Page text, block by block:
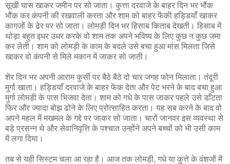
सूखी घास खाकर जमीन पर सो जाता। कुत्ता दरवाजे के बाहर दिन भर भौंक
भौंक कर कंपनी की रखवाली करता और शाम को बाहर फेंकी हड्डियाँ खाकर
कागजों के ढेर पर सो जाता। लोमड़ी दिन भर हिसाब किताब देखती। हिसाब में
थोड़ा बहुत इधर उधर करके वो शाम तक अपने भविष्य के लिए कुछ न कुछ जमा
कर लेती। शाम को लोमड़ी के काम के बदले उसे बचा हुआ मांस मिलता जिसे
खाकर वो कंपनी से मिले मकान में जाकर सो जाती।
शेर दिन भर अपनी आराम कुर्सी पर बैठे बैठे दो चार जगह फोन मिलाता। तंदूरी
मुर्गा खाता। हड्डियाँ दरवाजे के बाहर फेंक देता और पेट भरने के बाद बचा हुआ
मुर्गा लोमड़ी के पास भिजवा देता। शाम को गधे के पास जाकर पहले उसे डाँटता
फिर और ज्यादा बोझ ढोने के लिए प्रोत्साहित करता। यह सब करने के बाद वो
अपने महल में मखमल के गद्दे पर जाकर सो जाता। चारों जानवर इस व्यवस्था से
बड़े प्रसन्न थे और सेवानिवृत्ति के पश्चात उन्होंने अपने बच्चों को भी उसी काम
में लगा दिया।
तब से यही सिस्टम चला आ रहा है। आज तक लोमड़ी, गधे या कुत्ते के वंशजों में